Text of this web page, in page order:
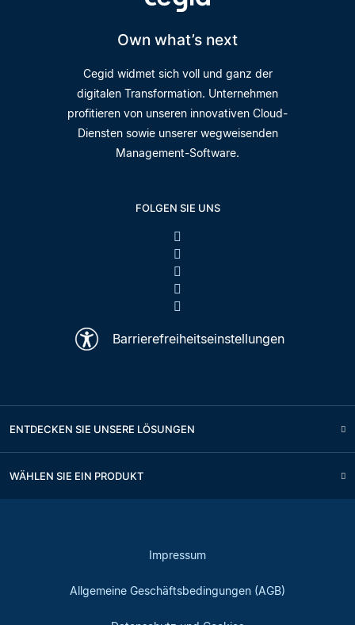
Own what’s next
Cegid widmet sich voll und ganz der
digitalen Transformation. Unternehmen
profitieren von unseren innovativen Cloud-
Diensten sowie unserer wegweisenden
Management-Software.
FOLGEN SIE UNS
Barrierefreiheitseinstellungen
ENTDECKEN SIE UNSERE LÖSUNGEN
WÄHLEN SIE EIN PRODUKT
Impressum
Allgemeine Geschäftsbedingungen (AGB)